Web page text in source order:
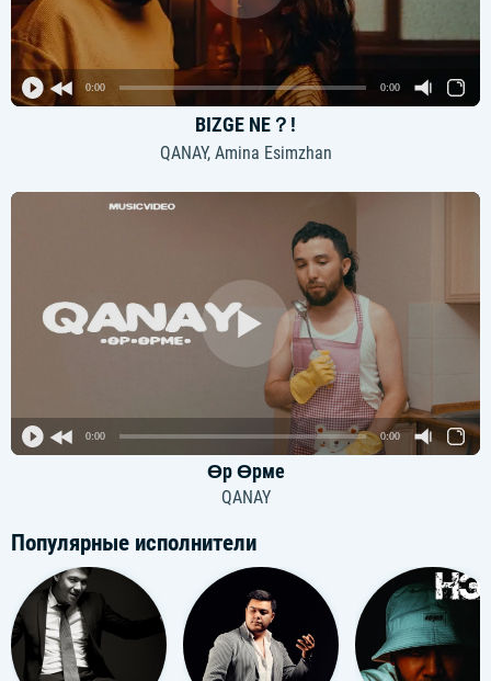
0:00 0:00
BIZGE NE？!
QANAY, Amina Esimzhan
0:00 0:00
Өр Өрме
QANAY
Популярные исполнители